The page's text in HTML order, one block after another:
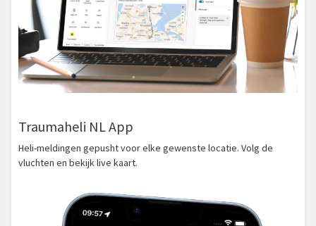
Traumaheli NL App
Heli-meldingen gepusht voor elke gewenste locatie. Volg de
vluchten en bekijk live kaart.